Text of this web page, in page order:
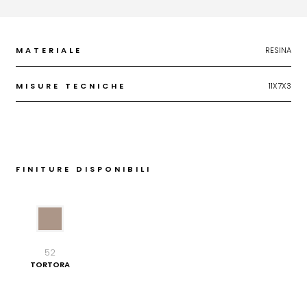
MATERIALE RESINA
MISURE TECNICHE 11X7X3
FINITURE DISPONIBILI
52
TORTORA